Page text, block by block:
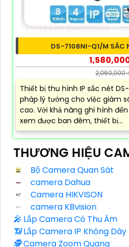
DS-7108NI-Q1/M SẮC
2,060,000
Thiết bị thu hình IP sắc nét
pháp lý tưởng cho việc giám
cao. Với khả năng ghi hình
xem được ban đêm, thiết bị...
THƯƠNG HIỆU
Bộ Camera Quan Sát
camera Dahua
Camera HIKVISON
camera KBvision
️🎤️ Lắp Camera Có Thu Âm
📶Lắp Camera IP Không Dây
🕵️Camera Zoom Quang